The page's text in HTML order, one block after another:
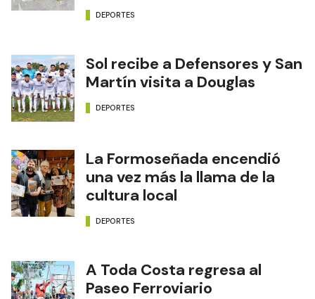
DEPORTES
Sol recibe a Defensores y San
Martín visita a Douglas
DEPORTES
La Formoseñada encendió
una vez más la llama de la
cultura local
DEPORTES
A Toda Costa regresa al
Paseo Ferroviario